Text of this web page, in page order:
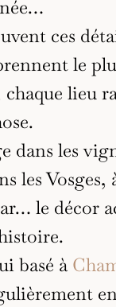
ces
le
chaque lieu
dans les
les Vosges,
le décor
basé à